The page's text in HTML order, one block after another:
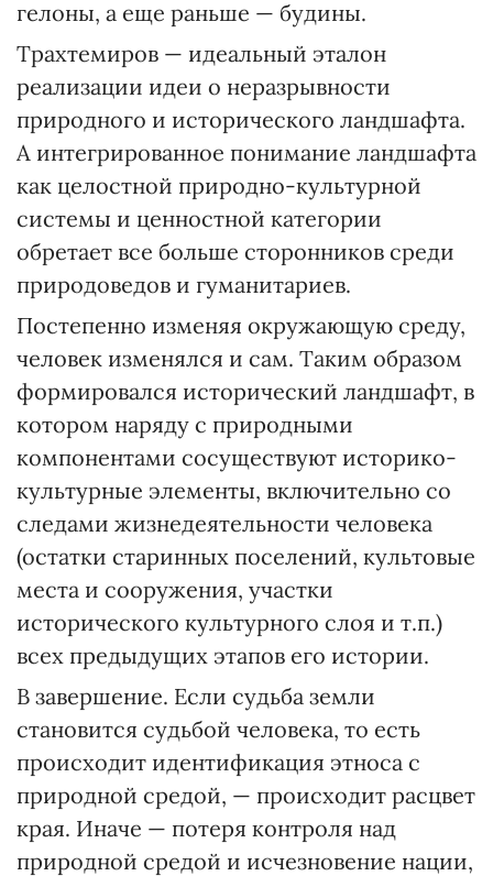
гелоны, а еще раньше — будины.
Трахтемиров — идеальный эталон
реализации идеи о неразрывности
природного и исторического ландшафта.
А интегрированное понимание ландшафта
как целостной природно-культурной
системы и ценностной категории
обретает все больше сторонников среди
природоведов и гуманитариев.
Постепенно изменяя окружающую среду,
человек изменялся и сам. Таким образом
формировался исторический ландшафт, в
котором наряду с природными
компонентами сосуществуют историко-
культурные элементы, включительно со
следами жизнедеятельности человека
(остатки старинных поселений, культовые
места и сооружения, участки
исторического культурного слоя и т.п.)
всех предыдущих этапов его истории.
В завершение. Если судьба земли
становится судьбой человека, то есть
происходит идентификация этноса с
природной средой, — происходит расцвет
края. Иначе — потеря контроля над
природной средой и исчезновение нации,